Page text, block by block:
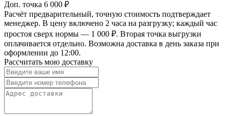
Доп. точка 6 000 ₽
Расчёт предварительный, точную стоимость подтверждает
менеджер. В цену включено 2 часа на разгрузку; каждый час
простоя сверх нормы — 1 000 ₽. Вторая точка выгрузки
оплачивается отдельно. Возможна доставка в день заказа при
оформлении до 12:00.
Рассчитать мою доставку